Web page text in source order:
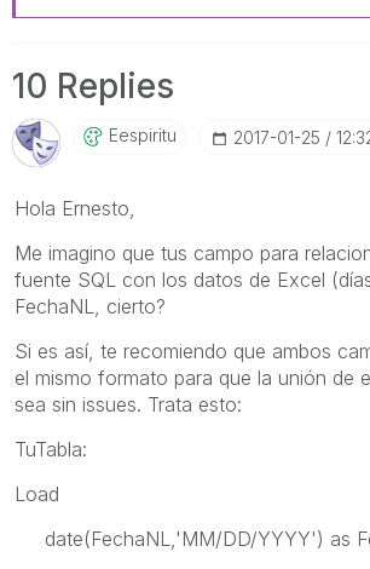
10 Replies
Eespiritu ‎2017-01-25
Hola Ernesto,
Me imagino que tus campo para
fuente SQL con los datos de Excel
FechaNL, cierto?
Si es así, te recomiendo que ambos
el mismo formato para que la unión de
sea sin issues. Trata esto:
TuTabla:
Load
date(FechaNL,'MM/DD/YYYY') as